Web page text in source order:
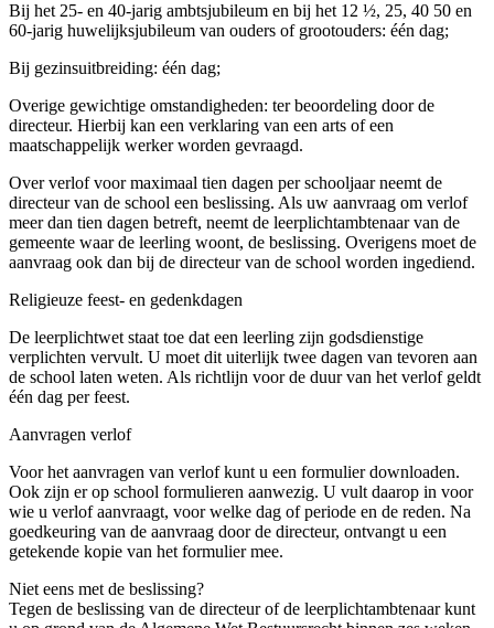
Bij het 25- en 40-jarig ambtsjubileum en bij het 12 ½, 25, 40 50 en
60-jarig huwelijksjubileum van ouders of grootouders: één dag;
Bij gezinsuitbreiding: één dag;
Overige gewichtige omstandigheden: ter beoordeling door de
directeur. Hierbij kan een verklaring van een arts of een
maatschappelijk werker worden gevraagd.
Over verlof voor maximaal tien dagen per schooljaar neemt de
directeur van de school een beslissing. Als uw aanvraag om verlof
meer dan tien dagen betreft, neemt de leerplichtambtenaar van de
gemeente waar de leerling woont, de beslissing. Overigens moet de
aanvraag ook dan bij de directeur van de school worden ingediend.
Religieuze feest- en gedenkdagen
De leerplichtwet staat toe dat een leerling zijn godsdienstige
verplichten vervult. U moet dit uiterlijk twee dagen van tevoren aan
de school laten weten. Als richtlijn voor de duur van het verlof geldt
één dag per feest.
Aanvragen verlof
Voor het aanvragen van verlof kunt u een formulier downloaden.
Ook zijn er op school formulieren aanwezig. U vult daarop in voor
wie u verlof aanvraagt, voor welke dag of periode en de reden. Na
goedkeuring van de aanvraag door de directeur, ontvangt u een
getekende kopie van het formulier mee.
Niet eens met de beslissing?
Tegen de beslissing van de directeur of de leerplichtambtenaar kunt